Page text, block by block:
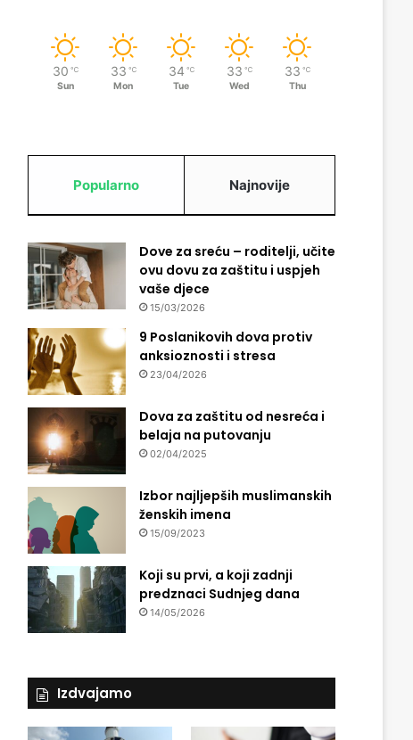
30 ℃
Sun
33 ℃
Mon
34 ℃
Tue
33 ℃
Wed
33 ℃
Thu
Popularno Najnovije
Dove za sreću – roditelji, učite
ovu dovu za zaštitu i uspjeh
vaše djece
15/03/2026
9 Poslanikovih dova protiv
anksioznosti i stresa
23/04/2026
Dova za zaštitu od nesreća i
belaja na putovanju
02/04/2025
Izbor najljepših muslimanskih
ženskih imena
15/09/2023
Koji su prvi, a koji zadnji
predznaci Sudnjeg dana
14/05/2026
Izdvajamo